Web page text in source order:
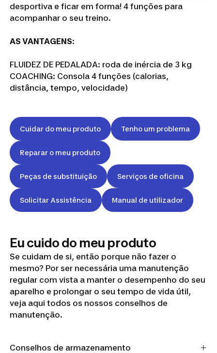
desportiva e ficar em forma! 4 funções para
acompanhar o seu treino.
AS VANTAGENS:
FLUIDEZ DE PEDALADA: roda de inércia de 3 kg
COACHING: Consola 4 funções (calorias,
distância, tempo, velocidade)
Cuidar do meu produto Tenho um problema
Reparar o meu produto
Peças de substituição Serviços de oficina
Solicitar Assistência Manual de utilizador
Eu cuido do meu produto
Se cuidam de si, então porque não fazer o
mesmo? Por ser necessária uma manutenção
regular com vista a manter o desempenho do seu
aparelho e prolongar o seu tempo de vida útil,
veja aqui todos os nossos conselhos de
manutenção.
Conselhos de armazenamento